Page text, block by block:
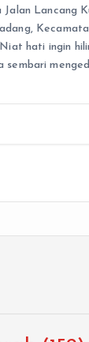
Jalan Lancang
hati ingin
sembari